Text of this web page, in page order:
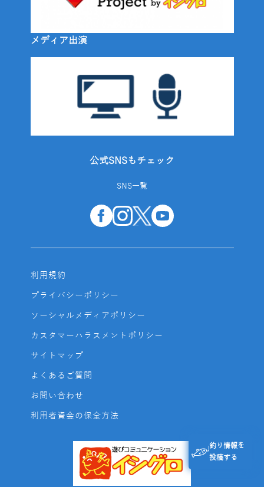
釣り情報を
投稿する
メディア出演
公式SNSもチェック
SNS一覧
利用規約
プライバシーポリシー
ソーシャルメディアポリシー
カスタマーハラスメントポリシー
サイトマップ
よくあるご質問
お問い合わせ
利用者資金の保全方法